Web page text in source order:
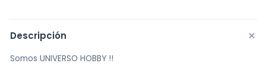
Descripción +
Somos UNIVERSO HOBBY !!